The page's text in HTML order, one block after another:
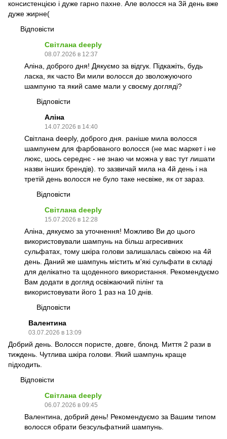
консистенцією і дуже гарно пахне. Але волосся на 3й день вже
дуже жирне(
Відповісти
Світлана deeply
08.07.2026 в 12:37
Аліна, доброго дня! Дякуємо за відгук. Підкажіть, будь
ласка, як часто Ви мили волосся до зволожуючого
шампуню та який саме мали у своєму догляді?
Відповісти
Аліна
14.07.2026 в 14:40
Світлана deeply, доброго дня. раніше мила волосся
шампунем для фарбованого волосся (не мас маркет і не
люкс, шось середнє - не знаю чи можна у вас тут лишати
назви інших брендів). то зазвичай мила на 4й день і на
третій день волосся не було таке несвіже, як от зараз.
Відповісти
Світлана deeply
15.07.2026 в 12:28
Аліна, дякуємо за уточнення! Можливо Ви до цього
використовували шампунь на більш агресивних
сульфатах, тому шкіра голови залишалась свіжою на 4й
день. Даний же шампунь містить м'які сульфати в складі
для делікатно та щоденного використання. Рекомендуємо
Вам додати в догляд освіжаючий пілінг та
використовувати його 1 раз на 10 днів.
Відповісти
Валентина
03.07.2026 в 13:09
Добрий день. Волосся пористе, довге, блонд. Миття 2 рази в
тиждень. Чутлива шкіра голови. Який шампунь краще
підходить.
Відповісти
Світлана deeply
06.07.2026 в 09:45
Валентина, добрий день! Рекомендуємо за Вашим типом
волосся обрати безсульфатний шампунь.